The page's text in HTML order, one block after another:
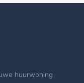
huurwoning